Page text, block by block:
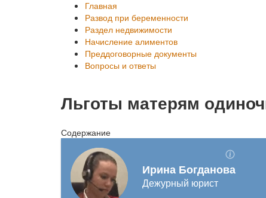
Главная
Развод при беременности
Раздел недвижимости
Начисление алиментов
Преддоговорные документы
Вопросы и ответы
Льготы матерям
Содержание